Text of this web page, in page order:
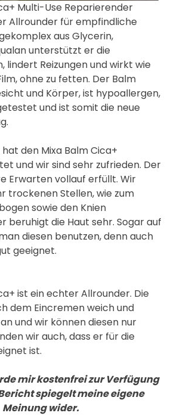
Multi-Use Reparierender
Allrounder für empfindliche
aus Glycerin,
unterstützt er die
lindert Reizungen und wirkt wie
ohne zu fetten. Der Balm
und Körper, ist hypoallergen,
und ist somit die neue
den Mixa Balm Cica+
und wir sind sehr zufrieden. Der
Erwarten vollauf erfüllt. Wir
trockenen Stellen, wie zum
sowie den Knien
beruhigt die Haut sehr. Sogar auf
diesen benutzen, denn auch
geeignet.
ist ein echter Allrounder. Die
dem Eincremen weich und
und wir können diesen nur
wir auch, dass er für die
ist.
mir kostenfrei zur Verfügung
spiegelt meine eigene
Meinung wider.